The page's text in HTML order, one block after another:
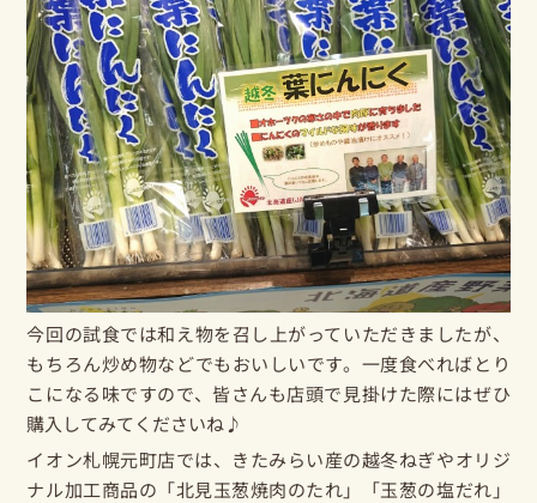
今回の試食では和え物を召し上がっていただきましたが、
もちろん炒め物などでもおいしいです。一度食べればとり
こになる味ですので、皆さんも店頭で見掛けた際にはぜひ
購入してみてくださいね♪
イオン札幌元町店では、きたみらい産の越冬ねぎやオリジ
ナル加工商品の「北見玉葱焼肉のたれ」「玉葱の塩だれ」